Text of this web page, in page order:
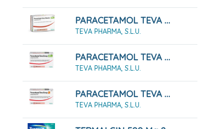
PARACETAMOL TEVA - RIMAFAR 650 Mg Comprimidos EFG. 20 Comprimidos
TEVA PHARMA, S.L.U.
PARACETAMOL TEVA 500 MG COMPRIMIDOS EFG. 20 COMPRIMIDOS
TEVA PHARMA, S.L.U.
PARACETAMOL TEVA GROUP 1 G COMPRIMIDOS EFG. 10 COMPRIMIDOS
TEVA PHARMA, S.L.U.